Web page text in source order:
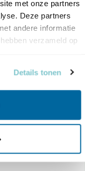
met onze partners
Deze partners
andere informatie
verzameld op
Details tonen
voor jacht
gejaagd